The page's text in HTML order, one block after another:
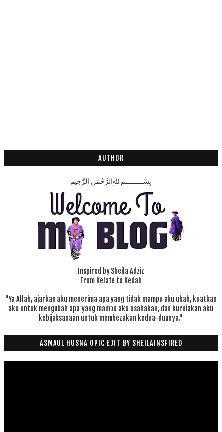
AUTHOR
بِسْـــــــــمِ ﷲِالرَّحْمَنِ الرَّحِيم
Inspired by Sheila Adziz
From Kelate to Kedah
"Ya Allah, ajarkan aku menerima apa yang tidak mampu aku ubah, kuatkan
aku untuk mengubah apa yang mampu aku usahakan, dan kurniakan aku
kebijaksanaan untuk membezakan kedua-duanya."
ASMAUL HUSNA OPIC EDIT BY SHEILAINSPIRED